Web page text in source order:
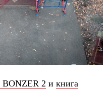
2 и книга